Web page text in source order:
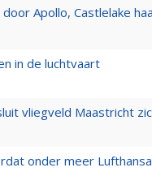
Apollo, Castlelake
in de luchtvaart
vliegveld Maastricht
onder meer